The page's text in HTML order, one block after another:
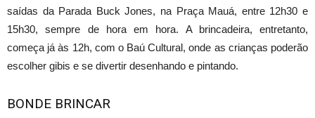
saídas da Parada Buck Jones, na Praça Mauá, entre 12h30 e
15h30, sempre de hora em hora. A brincadeira, entretanto,
começa já às 12h, com o Baú Cultural, onde as crianças poderão
escolher gibis e se divertir desenhando e pintando.
BONDE BRINCAR